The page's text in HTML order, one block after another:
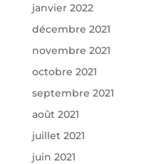
janvier 2022
décembre 2021
novembre 2021
octobre 2021
septembre 2021
août 2021
juillet 2021
juin 2021